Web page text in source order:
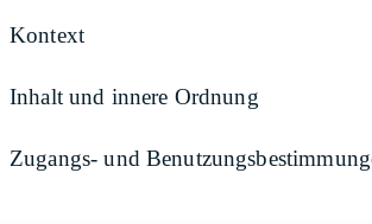
Kontext
Inhalt und innere Ordnung
Zugangs- und